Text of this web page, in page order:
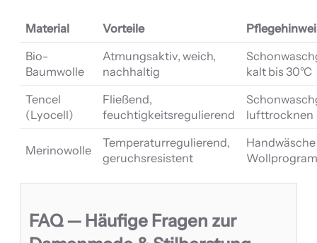
Material Vorteile
Bio-
Baumwolle
Atmungsaktiv, weich,
nachhaltig
kalt bis 30°C
Tencel
(Lyocell)
Fließend,
feuchtigkeitsregulierend
lufttrocknen
Merinowolle
Temperaturregulierend,
geruchsresistent
FAQ — Häufige Fragen zur